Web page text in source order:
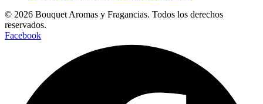
© 2026 Bouquet Aromas y Fragancias. Todos los derechos
reservados.
Facebook